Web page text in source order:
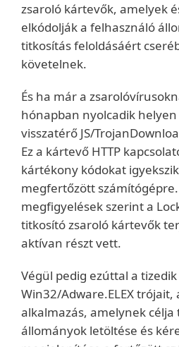
zsaroló kártevők, amelyek
elkódolják a felhasználó
titkosítás feloldásáért
követelnek.
És ha már a
hónapban nyolcadik
visszatérő JS/
Ez a kártevő HTTP
kártékony kódokat
megfertőzött számítógépre.
megfigyelések szerint a
titkosító zsaroló kártevők
aktívan részt vett.
Végül pedig ezúttal a
Win32/Adware.ELEX trójait,
alkalmazás, amelynek
állományok letöltése és